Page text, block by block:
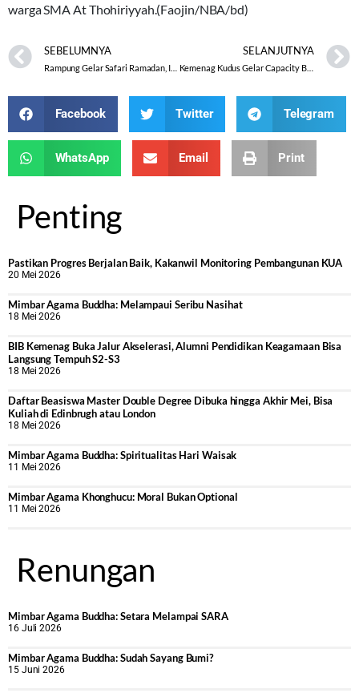
warga SMA At Thohiriyyah.(Faojin/NBA/bd)
SEBELUMNYA
Rampung Gelar Safari Ramadan, Inggit: Kepedulian Untuk Anak Yatim Harus Ditingkatkan
SELANJUTNYA
Kemenag Kudus Gelar Capacity Building Revitalisasi Sarana Prasarana KUA
Facebook Twitter Telegram
WhatsApp Email Print
Penting
Pastikan Progres Berjalan Baik, Kakanwil Monitoring Pembangunan KUA
20 Mei 2026
Mimbar Agama Buddha: Melampaui Seribu Nasihat
18 Mei 2026
BIB Kemenag Buka Jalur Akselerasi, Alumni Pendidikan Keagamaan Bisa
Langsung Tempuh S2-S3
18 Mei 2026
Daftar Beasiswa Master Double Degree Dibuka hingga Akhir Mei, Bisa
Kuliah di Edinbrugh atau London
18 Mei 2026
Mimbar Agama Buddha: Spiritualitas Hari Waisak
11 Mei 2026
Mimbar Agama Khonghucu: Moral Bukan Optional
11 Mei 2026
Renungan
Mimbar Agama Buddha: Setara Melampai SARA
16 Juli 2026
Mimbar Agama Buddha: Sudah Sayang Bumi?
15 Juni 2026